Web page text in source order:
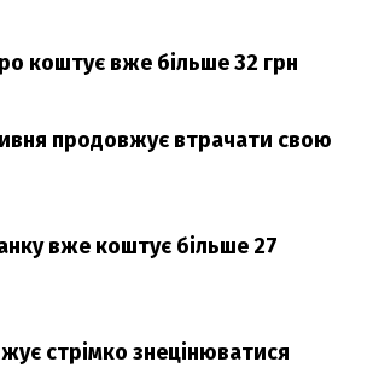
коштує вже більше 32 грн
продовжує втрачати свою
вже коштує більше 27
стрімко знецінюватися